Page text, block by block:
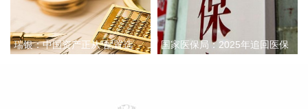
当地时间8月7日，美国总统特朗普在国务院主持了一场关于美
国采矿业的圆桌会议，并宣布了一系列矿业投资项目。 特朗普
表示，联邦政府将向多个关键矿产和电池项目投资30亿美元，
旨在增加美国国内产量，并以此推动国家安全与产业政策。
据上海航运交易研究所（筹），本周，中国出口集装箱运输市
瑞银：中国资产正从“配置选
国家医保局：2025年追回医保